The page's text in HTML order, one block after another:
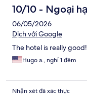
10/10 - Ngoại
06/05/2026
Dịch với Google
The hotel is really
Hugo a., nghỉ 1 đêm
Nhận xét đã xác thực